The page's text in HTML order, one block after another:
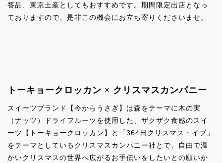
2024.08.07
イベント出店のお知らせ「マルイ北千
2024.08.07
答品、東京土産としてもおすすめです。期間限定出店となっ
ておりますので、是非この機会にお立ち寄りくださいませ。
トーキョークロッカン × クリスマスカンパニー
スイーツブランド【今からうさぎ】は森をテーマに木の実
（ナッツ）ドライフルーツを使用した、ザクザク食感のスイ
ーツ【トーキョークロッカン】と「364日クリスマス・イブ」
をテーマとしているクリスマスカンパニー社とで、自由で温
かいクリスマスの世界へ広がるお手伝いをしたいとの願いか